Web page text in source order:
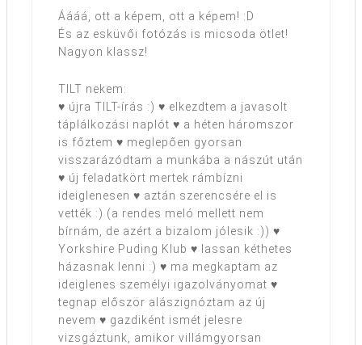
Áááá, ott a képem, ott a képem! :D
És az esküvői fotózás is micsoda ötlet!
Nagyon klassz!
TILT nekem:
♥ újra TILT-írás :) ♥ elkezdtem a javasolt
táplálkozási naplót ♥ a héten háromszor
is főztem ♥ meglepően gyorsan
visszarázódtam a munkába a nászút után
♥ új feladatkört mertek rámbízni
ideiglenesen ♥ aztán szerencsére el is
vették :) (a rendes meló mellett nem
bírnám, de azért a bizalom jólesik :)) ♥
Yorkshire Puding Klub ♥ lassan kéthetes
házasnak lenni :) ♥ ma megkaptam az
ideiglenes személyi igazolványomat ♥
tegnap először alászignóztam az új
nevem ♥ gazdiként ismét jelesre
vizsgáztunk, amikor villámgyorsan